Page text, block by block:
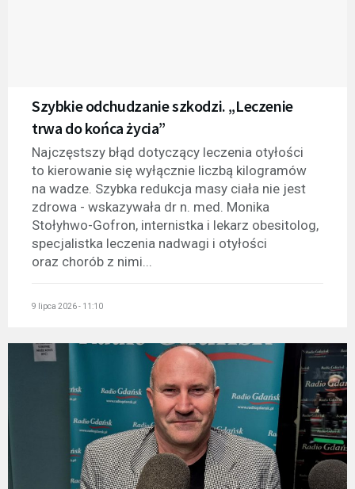
Szybkie odchudzanie szkodzi. „Leczenie
trwa do końca życia”
Najczęstszy błąd dotyczący leczenia otyłości
to kierowanie się wyłącznie liczbą kilogramów
na wadze. Szybka redukcja masy ciała nie jest
zdrowa - wskazywała dr n. med. Monika
Stołyhwo-Gofron, internistka i lekarz obesitolog,
specjalistka leczenia nadwagi i otyłości
oraz chorób z nimi...
9 lipca 2026 - 11:10